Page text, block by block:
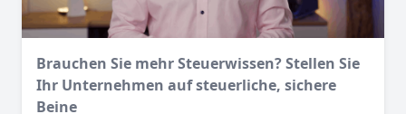
Brauchen Sie mehr Steuerwissen? Stellen Sie
Ihr Unternehmen auf steuerliche, sichere
Beine